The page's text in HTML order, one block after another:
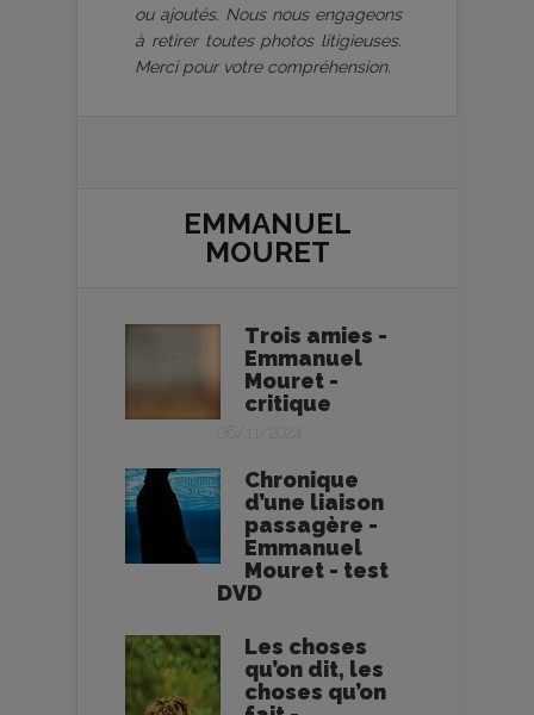
ou ajoutés. Nous nous engageons
à retirer toutes photos litigieuses.
Merci pour votre compréhension.
EMMANUEL
MOURET
Trois amies -
Emmanuel
Mouret -
critique
06/11/2024
Chronique
d’une liaison
passagère -
Emmanuel
Mouret - test
DVD
Les choses
qu’on dit, les
choses qu’on